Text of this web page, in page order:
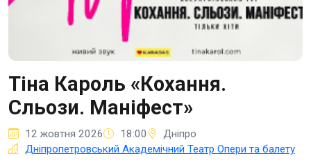
Тіна Кароль «Кохання.
Сльози. Маніфест»
12 жовтня 2026 18:00
Дніпро
Дніпропетровський Академічний Театр Опери та балету